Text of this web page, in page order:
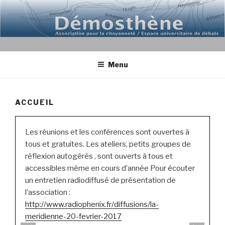
Aller
au
Menu
ACCUEIL
Les réunions et les conférences sont ouvertes à
tous et gratuites. Les ateliers, petits groupes de
réflexion autogérés , sont ouverts à tous et
accessibles même en cours d’année Pour écouter
un entretien radiodiffusé de présentation de
l’association :
http://www.radiophenix.fr/diffusions/la-
meridienne-20-fevrier-2017